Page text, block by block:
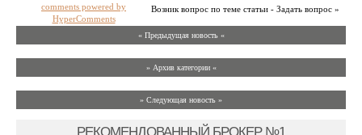
Возник вопрос по теме статьи - Задать вопрос »
comments powered by
HyperComments
« Предыдущая новость «
» Архив категории «
» Следующая новость »
РЕКОМЕНДОВАННЫЙ БРОКЕР №1